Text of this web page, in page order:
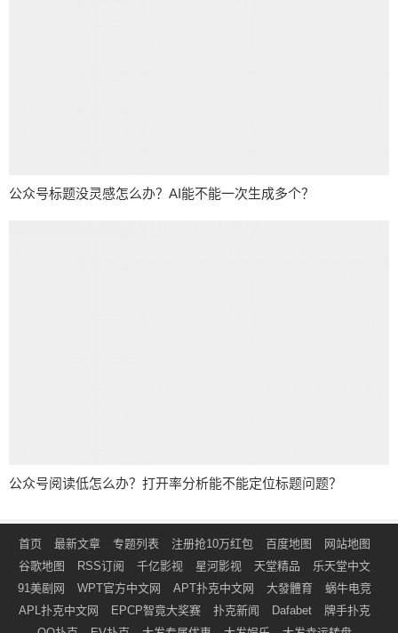
公众号标题没灵感怎么办？AI能不能一次生成多个？
公众号阅读低怎么办？打开率分析能不能定位标题问题？
首页 最新文章 专题列表 注册抢10万红包 百度地图
网站地图
谷歌地图
RSS订阅 千亿影视 星河影视 天堂精品
乐天堂中文
91美剧网
WPT官方中文网 APT扑克中文网 大發體育
蜗牛电竞
APL扑克中文网
EPCP智竟大奖赛 扑克新闻 Dafabet
牌手扑克